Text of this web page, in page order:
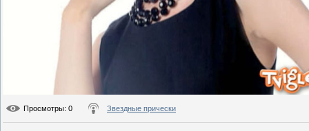
Просмотры: 0 Звездные прически